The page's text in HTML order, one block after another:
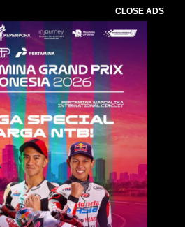
CLOSE ADS